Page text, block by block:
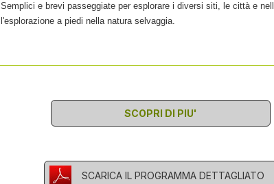
Semplici e brevi passeggiate per esplorare i diversi siti, le città e
l'esplorazione a piedi nella natura selvaggia.
SCOPRI DI PIU'
SCARICA IL PROGRAMMA DETTAGLIATO